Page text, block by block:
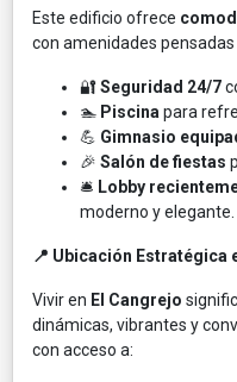
Este edificio ofrece
con amenidades
🔐Seguridad 24/7
🏊 Piscina para
💪 Gimnasio
🎉 Salón de fiestas
🛎️ Lobby
moderno y elegante.
📍 Ubicación Estratégica
Vivir en El Cangrejo
dinámicas, vibrantes y
con acceso a: